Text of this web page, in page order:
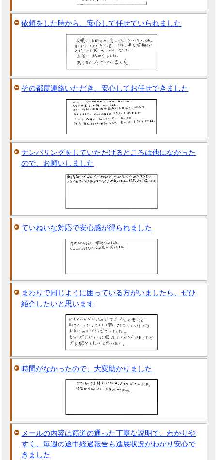
依頼をした時から、安心して任せていられました
その都度連絡いただき、安心してお任せできました
ナンバリングをしていただけるところは他になかった
ので、お願いしました
ていねいな対応で安心感が得られました
まわりで同じように困っている方がいましたら、ぜひ
紹介したいと思います
時間がなかったので、大変助かりました
メールの内容は筋道の通った丁寧な説明で、わかりや
すく、毎週の途中経過報告も進展状況がわかり安心で
きました